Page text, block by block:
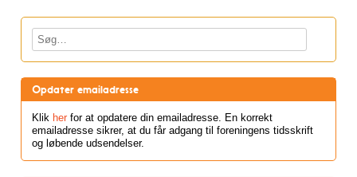
Søg
Opdater emailadresse
Klik her for at opdatere din emailadresse. En korrekt
emailadresse sikrer, at du får adgang til foreningens tidsskrift
og løbende udsendelser.